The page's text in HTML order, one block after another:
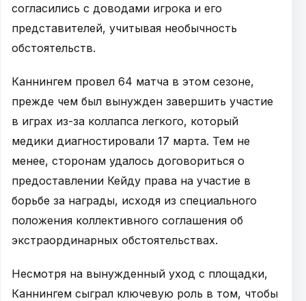
согласились с доводами игрока и его
представителей, учитывая необычность
обстоятельств.
Каннингем провел 64 матча в этом сезоне,
прежде чем был вынужден завершить участие
в играх из-за коллапса легкого, который
медики диагностировали 17 марта. Тем не
менее, сторонам удалось договориться о
предоставлении Кейду права на участие в
борьбе за награды, исходя из специального
положения коллективного соглашения об
экстраординарных обстоятельствах.
Несмотря на вынужденный уход с площадки,
Каннингем сыграл ключевую роль в том, чтобы